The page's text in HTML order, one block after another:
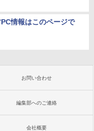
情報はこのページで
お問い合わせ
編集部へのご連絡
会社概要